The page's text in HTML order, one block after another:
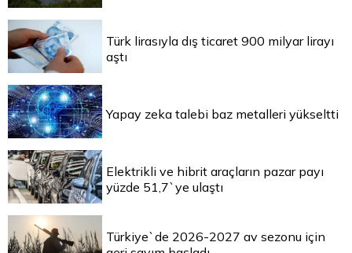
Türk lirasıyla dış ticaret 900 milyar lirayı
aştı
Yapay zeka talebi baz metalleri yükseltti
Elektrikli ve hibrit araçların pazar payı
yüzde 51,7`ye ulaştı
Türkiye`de 2026-2027 av sezonu için